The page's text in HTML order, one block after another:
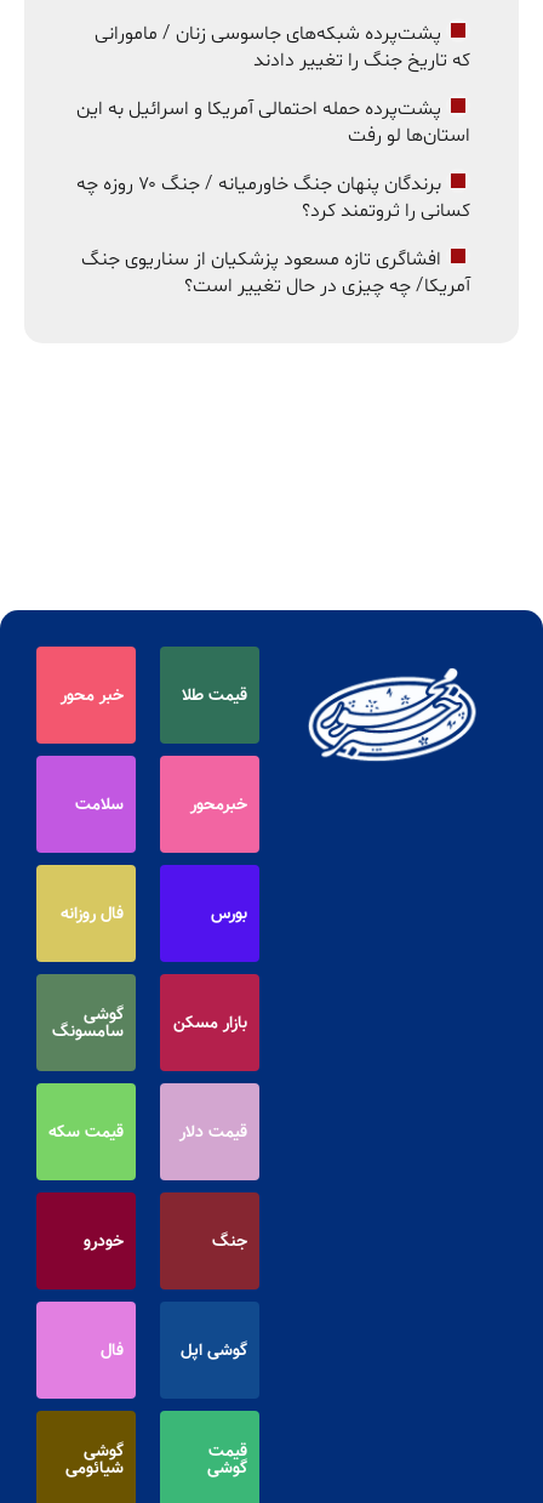
پشت‌پرده شبکه‌های جاسوسی زنان / مامورانی
که تاریخ جنگ را تغییر دادند
پشت‌پرده حمله احتمالی آمریکا و اسرائیل به این
استان‌ها لو رفت
برندگان پنهان جنگ خاورمیانه / جنگ ۷۰ روزه چه
کسانی را ثروتمند کرد؟
افشاگری تازه مسعود پزشکیان از سناریوی جنگ
آمریکا/ چه چیزی در حال تغییر است؟
قیمت طلا خبر محور
خبرمحور سلامت
بورس فال روزانه
بازار مسکن گوشی
سامسونگ
قیمت دلار قیمت سکه
جنگ خودرو
گوشی اپل فال
قیمت
گوشی
گوشی
شیائومی